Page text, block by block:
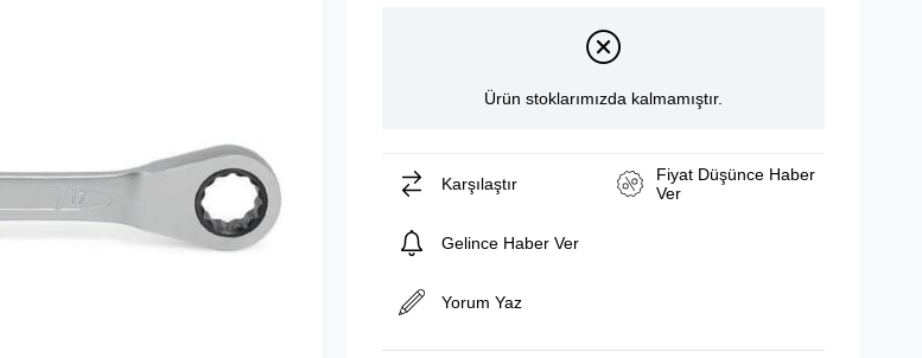
Ürün stoklarımızda kalmamıştır.
Karşılaştır
Fiyat Düşünce Haber
Ver
Gelince Haber Ver
Yorum Yaz